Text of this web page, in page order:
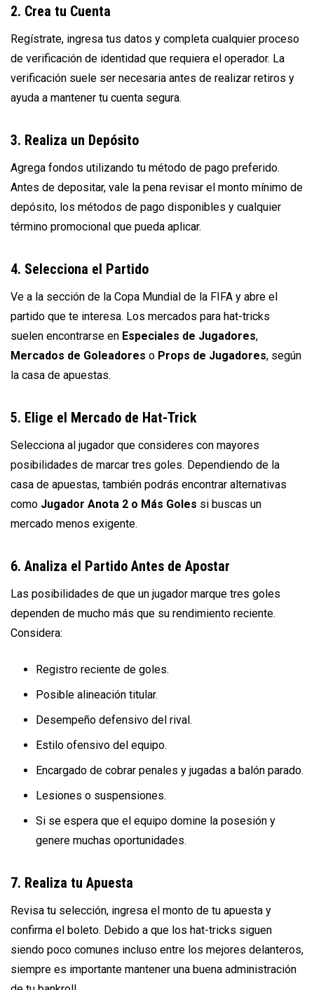
2. Crea tu Cuenta
Regístrate, ingresa tus datos y completa cualquier proceso
de verificación de identidad que requiera el operador. La
verificación suele ser necesaria antes de realizar retiros y
ayuda a mantener tu cuenta segura.
3. Realiza un Depósito
Agrega fondos utilizando tu método de pago preferido.
Antes de depositar, vale la pena revisar el monto mínimo de
depósito, los métodos de pago disponibles y cualquier
término promocional que pueda aplicar.
4. Selecciona el Partido
Ve a la sección de la Copa Mundial de la FIFA y abre el
partido que te interesa. Los mercados para hat-tricks
suelen encontrarse en Especiales de Jugadores,
Mercados de Goleadores o Props de Jugadores, según
la casa de apuestas.
5. Elige el Mercado de Hat-Trick
Selecciona al jugador que consideres con mayores
posibilidades de marcar tres goles. Dependiendo de la
casa de apuestas, también podrás encontrar alternativas
como Jugador Anota 2 o Más Goles si buscas un
mercado menos exigente.
6. Analiza el Partido Antes de Apostar
Las posibilidades de que un jugador marque tres goles
dependen de mucho más que su rendimiento reciente.
Considera:
Registro reciente de goles.
Posible alineación titular.
Desempeño defensivo del rival.
Estilo ofensivo del equipo.
Encargado de cobrar penales y jugadas a balón parado.
Lesiones o suspensiones.
Si se espera que el equipo domine la posesión y
genere muchas oportunidades.
7. Realiza tu Apuesta
Revisa tu selección, ingresa el monto de tu apuesta y
confirma el boleto. Debido a que los hat-tricks siguen
siendo poco comunes incluso entre los mejores delanteros,
siempre es importante mantener una buena administración